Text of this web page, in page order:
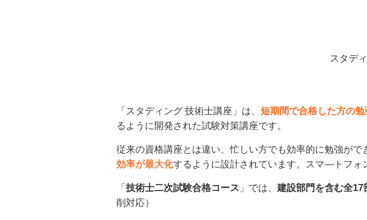
スタデ
「スタディング 技術士講座」は、 短期間で合格した方の勉
るように開発された試験対策講座です。
従来の資格講座とは違い、忙しい方でも効率的に勉強が
効率が最大化するように設計されています。スマ―トフォ
「 技術士二次試験合格コース 」では、 建設部門を含む全17
削対応）